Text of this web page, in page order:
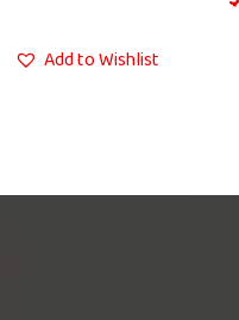
Add to Wishlist